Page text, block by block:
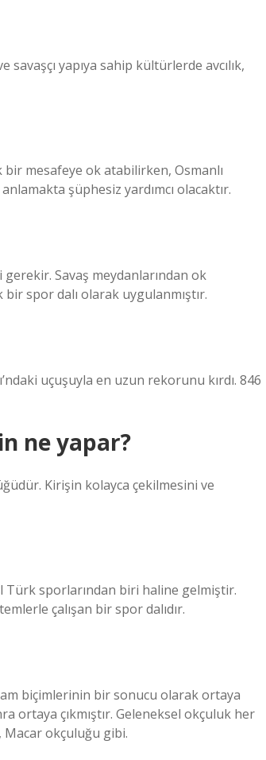
yapıya sahip kültürlerde avcılık,
mesafeye ok atabilirken, Osmanlı
şüphesiz yardımcı olacaktır.
gerekir. Savaş meydanlarından ok
spor dalı olarak uygulanmıştır.
uçuşuyla en uzun rekorunu kırdı. 846
ne yapar?
Kirişin kolayca çekilmesini ve
Türk sporlarından biri haline gelmiştir.
çalışan bir spor dalıdır.
biçimlerinin bir sonucu olarak ortaya
çıkmıştır. Geleneksel okçuluk her
okçuluğu gibi.